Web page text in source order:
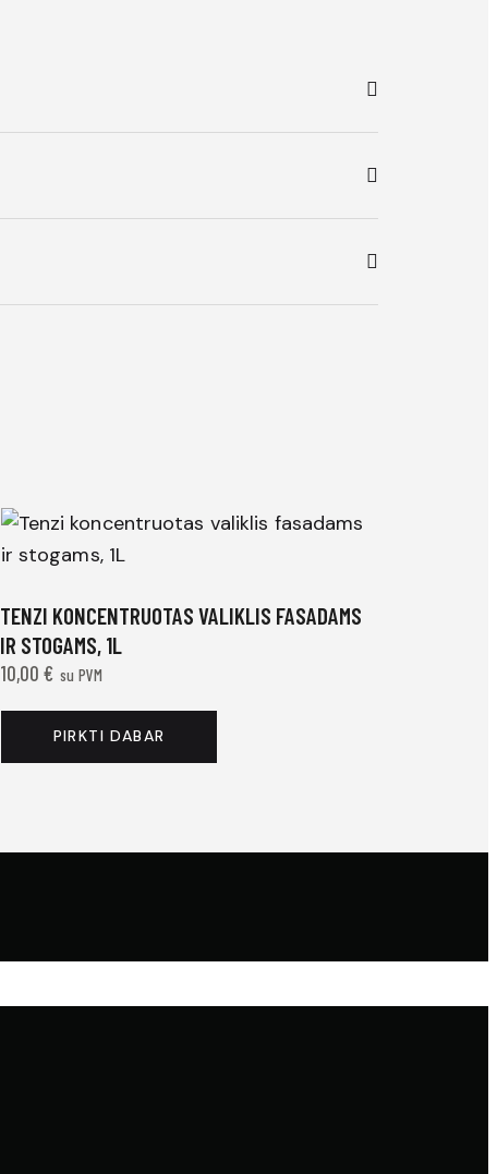
TENZI KONCENTRUOTAS VALIKLIS FASADAMS
IR STOGAMS, 1L
10,00€ su PVM
PIRKTI DABAR